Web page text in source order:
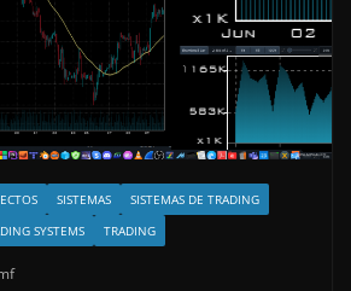
SISTEMAS
SISTEMAS DE TRADING
SYSTEMS TRADING